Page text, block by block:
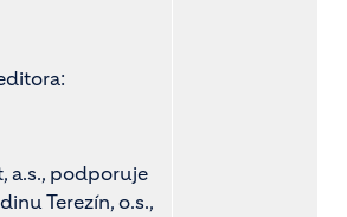
a.s., podporuje
Terezín, o.s.,